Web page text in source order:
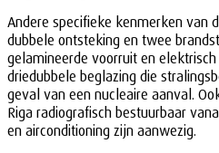
Andere specifieke kenmerken van
dubbele ontsteking en twee
gelamineerde voorruit en
driedubbele beglazing die
geval van een nucleaire aanval.
Riga radiografisch bestuurbaar
en airconditioning zijn aanwezig.